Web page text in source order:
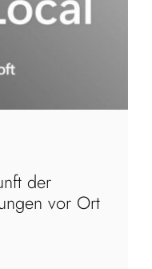
der
vor Ort